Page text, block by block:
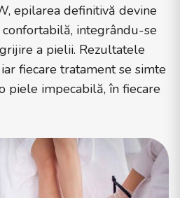
epilarea definitivă devine
integrându-se
a pielii. Rezultatele
fiecare tratament se simte
piele impecabilă, în fiecare